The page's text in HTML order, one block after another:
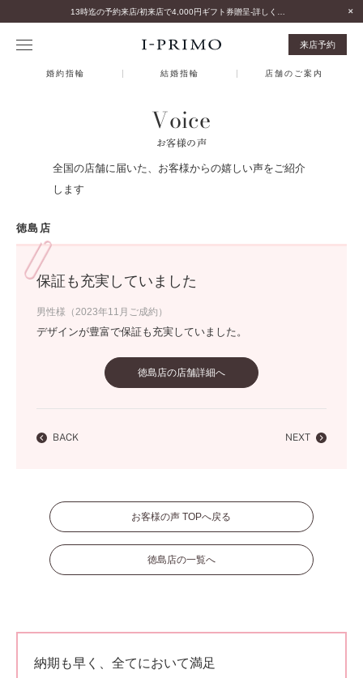
来店予約
婚約指輪 結婚指輪 店舗のご案内
Voice
お客様の声
全国の店舗に届いた、お客様からの嬉しい声をご紹介
します
徳島店
保証も充実していました
男性様（2023年11月ご成約）
デザインが豊富で保証も充実していました。
徳島店の店舗詳細へ
BACK NEXT
お客様の声 TOPへ戻る
徳島店の一覧へ
納期も早く、全てにおいて満足